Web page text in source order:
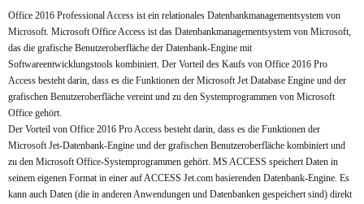
Office 2016 Professional Access ist ein relationales Datenbankmanagementsystem von
Microsoft. Microsoft Office Access ist das Datenbankmanagementsystem von Microsoft,
das die grafische Benutzeroberfläche der Datenbank-Engine mit
Softwareentwicklungstools kombiniert. Der Vorteil des Kaufs von Office 2016 Pro
Access besteht darin, dass es die Funktionen der Microsoft Jet Database Engine und der
grafischen Benutzeroberfläche vereint und zu den Systemprogrammen von Microsoft
Office gehört.
Der Vorteil von Office 2016 Pro Access besteht darin, dass es die Funktionen der
Microsoft Jet-Datenbank-Engine und der grafischen Benutzeroberfläche kombiniert und
zu den Microsoft Office-Systemprogrammen gehört. MS ACCESS speichert Daten in
seinem eigenen Format in einer auf ACCESS Jet.com basierenden Datenbank-Engine. Es
kann auch Daten (die in anderen Anwendungen und Datenbanken gespeichert sind) direkt